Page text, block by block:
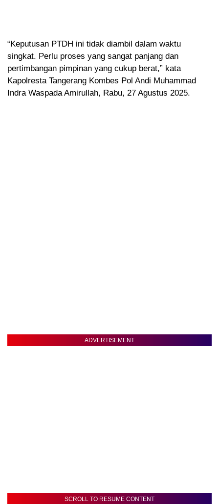
“Keputusan PTDH ini tidak diambil dalam waktu
singkat. Perlu proses yang sangat panjang dan
pertimbangan pimpinan yang cukup berat,” kata
Kapolresta Tangerang Kombes Pol Andi Muhammad
Indra Waspada Amirullah, Rabu, 27 Agustus 2025.
ADVERTISEMENT
SCROLL TO RESUME CONTENT